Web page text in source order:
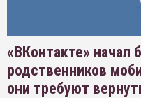
«ВКонтакте» начал
родственников
они требуют